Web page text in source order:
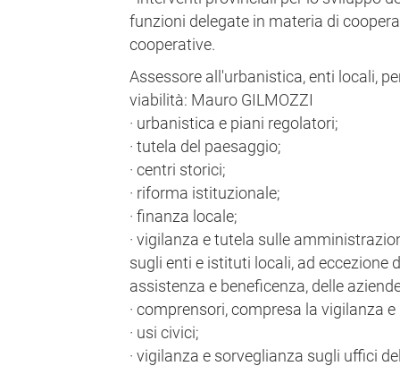
funzioni delegate in materia di
cooperative.
Assessore all'urbanistica, enti locali,
viabilità: Mauro GILMOZZI
· urbanistica e piani regolatori;
· tutela del paesaggio;
· centri storici;
· riforma istituzionale;
· finanza locale;
· vigilanza e tutela sulle
sugli enti e istituti locali, ad eccezione
assistenza e beneficenza, delle
· comprensori, compresa la vigilanza
· usi civici;
· vigilanza e sorveglianza sugli uffici